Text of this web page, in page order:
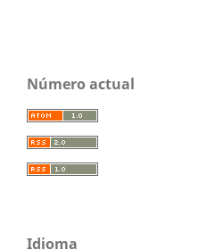
Número actual
Idioma